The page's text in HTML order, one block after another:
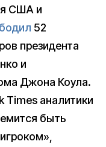
США и
52
президента
и
Джона Коула.
Times аналитики
быть